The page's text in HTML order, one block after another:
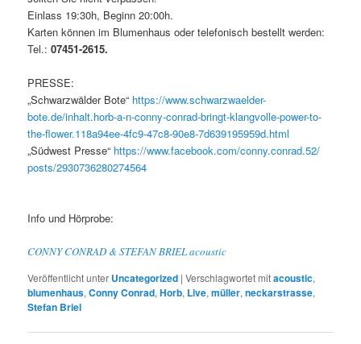
Einlass 19:30h, Beginn 20:00h.
Karten können im Blumenhaus oder telefonisch bestellt werden:
Tel.:07451-2615.
PRESSE:
„Schwarzwälder Bote“ https://www.schwarzwaelder-
bote.de/inhalt.horb-a-n-conny-conrad-bringt-klangvolle-power-to-
the-flower.118a94ee-4fc9-47c8-90e8-7d639195959d.html
„Südwest Presse“ https://www.facebook.com/conny.conrad.52/
posts/2930736280274564
Info und Hörprobe:
CONNY CONRAD & STEFAN BRIEL acoustic
Veröffentlicht unter Uncategorized |Verschlagwortet mitacoustic,
blumenhaus,Conny Conrad,Horb, Live,müller,neckarstrasse,
Stefan Briel